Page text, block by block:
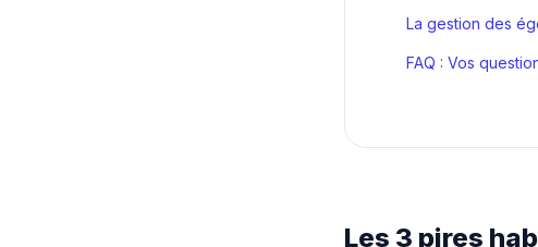
La gestion des
FAQ : Vos
Les 3 pires